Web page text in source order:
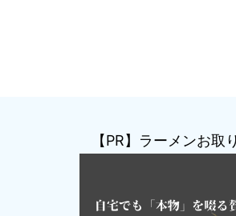
【PR】ラーメンお取